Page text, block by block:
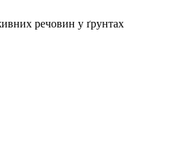
речовин у ґрунтах